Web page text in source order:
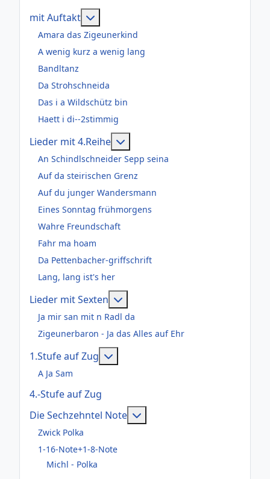
mit Auftakt
Amara das Zigeunerkind
A wenig kurz a wenig lang
Bandltanz
Da Strohschneida
Das i a Wildschütz bin
Haett i di--2stimmig
Lieder mit 4.Reihe
An Schindlschneider Sepp seina
Auf da steirischen Grenz
Auf du junger Wandersmann
Eines Sonntag frühmorgens
Wahre Freundschaft
Fahr ma hoam
Da Pettenbacher-griffschrift
Lang, lang ist's her
Lieder mit Sexten
Ja mir san mit n Radl da
Zigeunerbaron - Ja das Alles auf Ehr
1.Stufe auf Zug
A Ja Sam
4.-Stufe auf Zug
Die Sechzehntel Note
Zwick Polka
1-16-Note+1-8-Note
Michl - Polka